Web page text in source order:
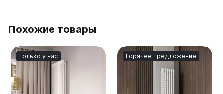
Похожие товары
Только у нас Горячее предложение